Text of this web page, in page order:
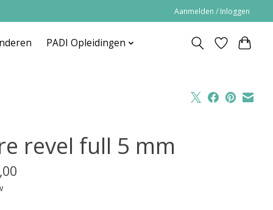
Aanmelden / Inloggen
PADI Opleidingen
revel full 5 mm